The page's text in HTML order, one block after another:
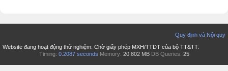
Quy định và Nội quy
Website đang hoạt động thử nghiệm. Chờ giấy phép MXH/TTDT của bộ TT&TT.
Timing: 0.2087 seconds Memory: 20.802 MB DB Queries: 25